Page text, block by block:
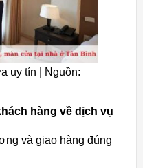
uy tín |
Nguồn:
hàng về dịch vụ
và giao hàng đúng